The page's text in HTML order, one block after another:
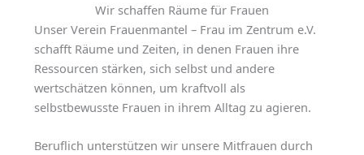
Wir schaffen Räume für Frauen
Unser Verein Frauenmantel – Frau im Zentrum e.V.
schafft Räume und Zeiten, in denen Frauen ihre
Ressourcen stärken, sich selbst und andere
wertschätzen können, um kraftvoll als
selbstbewusste Frauen in ihrem Alltag zu agieren.
Beruflich unterstützen wir unsere Mitfrauen durch